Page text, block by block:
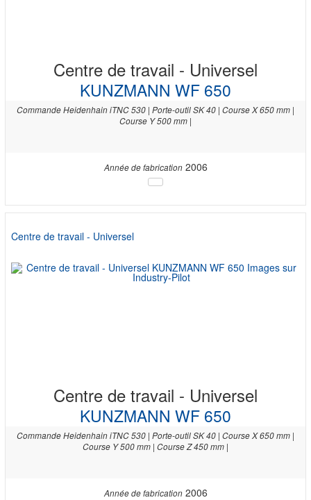
Centre de travail - Universel
KUNZMANN WF 650
Commande Heidenhain iTNC 530 | Porte-outil SK 40 | Course X 650 mm |
Course Y 500 mm |
Année de fabrication2006
Centre de travail - Universel
Centre de travail - Universel
KUNZMANN WF 650
Commande Heidenhain iTNC 530 | Porte-outil SK 40 | Course X 650 mm |
Course Y 500 mm | Course Z 450 mm |
Année de fabrication2006